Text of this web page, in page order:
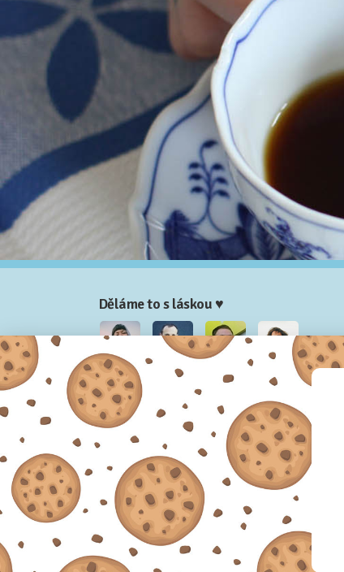
Děláme to s láskou ♥
Nela Josef Honza
Partneři